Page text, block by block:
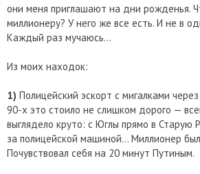
они меня приглашают на дни рожденья.
миллионеру? У него же все есть. И не в
Каждый раз мучаюсь…
Из моих находок:
1) Полицейский эскорт с мигалками
90-х это стоило не слишком дорого —
выглядело круто: с Юглы прямо в Старую
за полицейской машиной… Миллионер был
Почувствовал себя на 20 минут Путиным.